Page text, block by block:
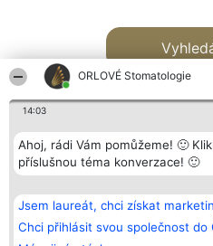
ORLOVÉ Stomatologie
14:03
Ahoj, rádi Vám pomůžeme! 🙂
příslušnou téma konverzace! 🙂
Jsem laureát, chci získat
Chci přihlásit svou společnost do
Bright Side Solutions sp. z o.
o. sp. k.
ul. Ruska 22
Wrocław 50-079
Vítězové
Seznam
laureátů
Zásady